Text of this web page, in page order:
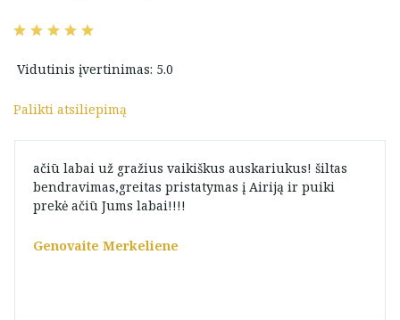
Vidutinis įvertinimas: 5.0
Palikti atsiliepimą
ačiū labai už gražius vaikiškus auskariukus! šiltas
bendravimas,greitas pristatymas į Airiją ir puiki
prekė ačiū Jums labai!!!!
Genovaite Merkeliene